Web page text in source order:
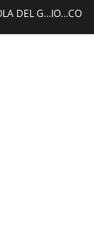
DEL G…IO…CO